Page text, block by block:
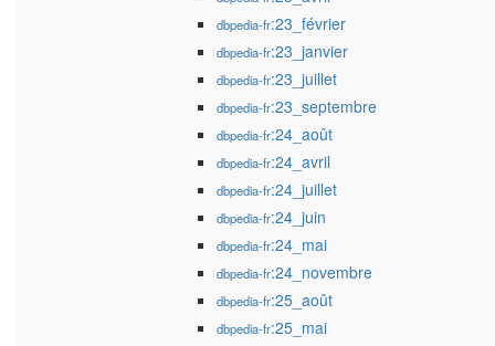
dbpedia-fr:23_février
dbpedia-fr:23_janvier
dbpedia-fr:23_juillet
dbpedia-fr:23_septembre
dbpedia-fr:24_août
dbpedia-fr:24_avril
dbpedia-fr:24_juillet
dbpedia-fr:24_juin
dbpedia-fr:24_mai
dbpedia-fr:24_novembre
dbpedia-fr:25_août
dbpedia-fr:25_mai